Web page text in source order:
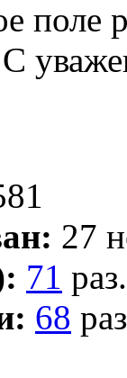
поле
С
27
71 раз.
68